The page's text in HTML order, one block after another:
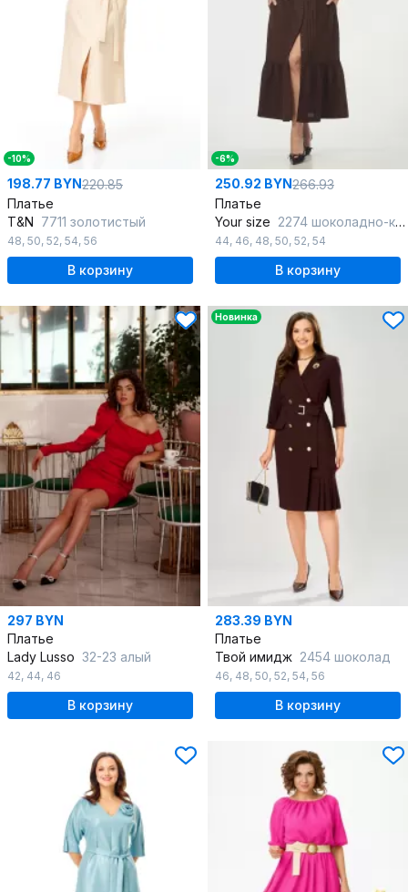
-10%
198.77 BYN220.85
Платье
T&N 7711 золотистый
48, 50, 52, 54, 56
В корзину
-6%
250.92 BYN266.93
Платье
Your size 2274 шоколадно-коричневый
44, 46, 48, 50, 52, 54
В корзину
297 BYN
Платье
Lady Lusso 32-23 алый
42, 44, 46
В корзину
Новинка
283.39 BYN
Платье
Твой имидж 2454 шоколад
46, 48, 50, 52, 54, 56
В корзину